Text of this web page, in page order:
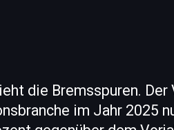
die Bremsspuren. Der
im Jahr 2025